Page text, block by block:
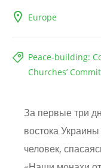
Europe
Peace-building:
Churches’
За первые три
востока
человек,